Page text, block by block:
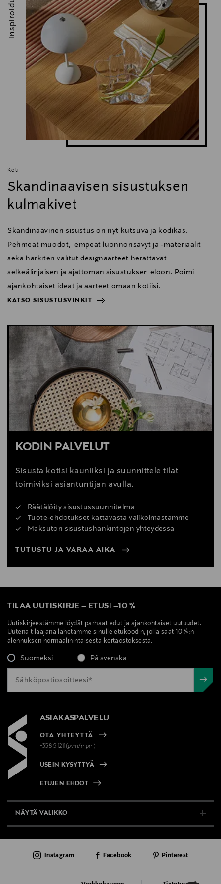
Koti
Skandinaavisen sisustuksen
kulmakivet
Skandinaavinen sisustus on nyt kutsuva ja kodikas.
Pehmeät muodot, lempeät luonnonsävyt ja -materiaalit
sekä harkiten valitut designaarteet herättävät
selkeälinjaisen ja ajattoman sisustuksen eloon. Poimi
ajankohtaiset ideat ja aarteet omaan kotiisi.
KATSO SISUSTUSVINKIT
Inspiroidu
KATSO SISUSTUSVINKIT
KODIN PALVELUT
Sisusta kotisi kauniiksi ja suunnittele tilat
toimiviksi asiantuntijan avulla.
Räätälöity sisustussuunnitelma
Tuote-ehdotukset kattavasta valikoimastamme
Maksuton sisustushankintojen yhteydessä
TUTUSTU JA VARAA AIKA
TILAA UUTISKIRJE – ETUSI –10 %
Uutiskirjeestämme löydät parhaat edut ja ajankohtaiset uutuudet.
Uutena tilaajana lähetämme sinulle etukoodin, jolla saat 10 %:n
alennuksen normaalihintaisesta kertaostoksesta.
Suomeksi På svenska
ASIAKASPALVELU
OTA YHTEYTTÄ
+358 9 1211(pvm/mpm)
USEIN KYSYTTYÄ
ETUJEN EHDOT
NÄYTÄ VALIKKO
AJANKOHTAISTA
Instagram Facebook Pinterest